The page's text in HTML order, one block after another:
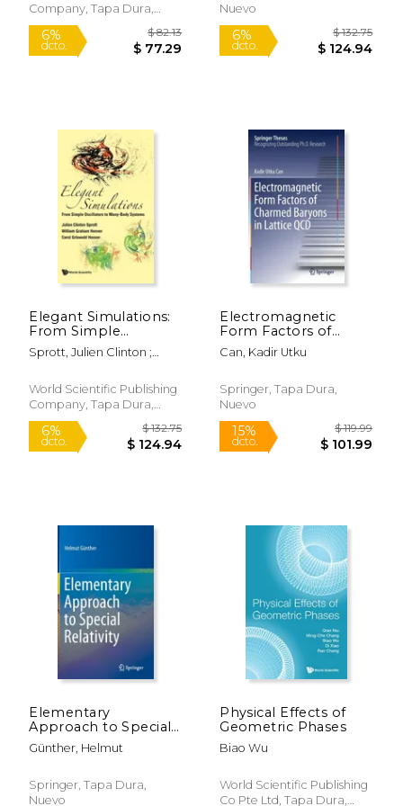
15%
$ 46.74
15%
6%
dcto.
6%
dcto.
Company, Tapa Dura,
Nuevo
Nuevo
Elegant Simulations:
From Simple
Oscillators to Many-
Body Systems (en
Sprott, Julien Clinton ;
Hoover, Carol Griswold
World Scientific Publishing
Company, Tapa Dura,
Nuevo
Electromagnetic
Form Factors of
Charmed Baryons in
Lattice QCD (en
Can, Kadir Utku
Springer, Tapa Dura,
Nuevo
Elementary
Approach to Special
Relativity (en Inglés)
Günther, Helmut
Springer, Tapa Dura,
Nuevo
Physical Effects of
Geometric Phases
Biao Wu
World Scientific Publishing
Co Pte Ltd, Tapa Dura,